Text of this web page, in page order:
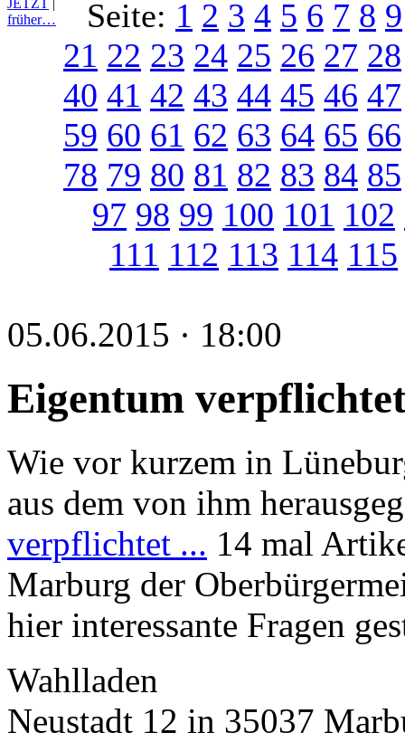
früher…
Seite: 1 2 3 4 5 6 7 8 9
21 22 23 24 25 26 27 28
40 41 42 43 44 45 46 47
59 60 61 62 63 64 65 66
78 79 80 81 82 83 84 85
97 98 99 100 101 102
111 112 113 114 115
05.06.2015 · 18:00
Eigentum
Wie vor kurzem in
aus dem von ihm
verpflichtet ... 14 mal
Marburg der
hier interessante Fragen
Wahlladen
Neustadt 12 in 35037